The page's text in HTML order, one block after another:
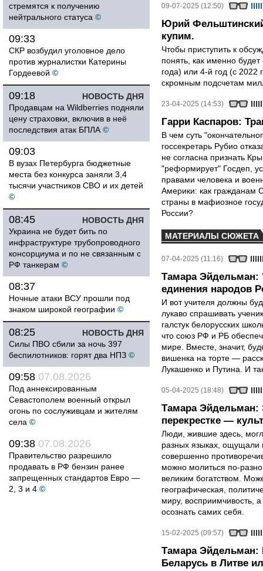
стремятся к получению
нейтрального статуса ©
09:33
СКР возбудил уголовное дело
против журналистки Катерины
Гордеевой ©
НОВОСТЬ ДНЯ
09:18
Продавцам на Wildberries подняли
цену страховки, включив в неё
последствия атак БПЛА ©
09:03
В вузах Петербурга бюджетные
места без конкурса заняли 3,4
тысячи участников СВО и их детей
©
НОВОСТЬ ДНЯ
08:45
Украина не будет бить по
инфраструктуре трубопроводного
консорциума и по не связанным с
РФ танкерам ©
08:37
Ночные атаки ВСУ прошли под
знаком широкой географии ©
НОВОСТЬ ДНЯ
08:25
Силы ПВО сбили за ночь 397
беспилотников: горят два НПЗ ©
09:58 07.08.2026
Под аннексированным
Севастополем военный открыл
огонь по сослуживцам и жителям
села ©
09:38 07.08.2026
Правительство разрешило
продавать в РФ бензин ранее
запрещенных стандартов Евро —
2, 3 и 4 ©
09-07-2025 (12:50)
Юрий
купим.
Чтобы приступить к
понять, как именно
года) или 4-й год (с
скромным подсчетам
23-04-2025 (14:53)
Гарри Каспаров:
В чем суть
госсекретарь Рубио
не согласна признать
"реформирует" Госдеп,
правами человека и
Америки: как гражданам
страны в мафиозное
России?
МАТЕРИАЛЫ СЮЖЕТА
07-04-2025 (11:16)
Тамара Эйдельман:
единения народов
И вот учителя должны
лукаво спрашивать
галстук белорусских
что союз РФ и РБ
мире. Вместе, значит,
вишенка на торте —
Лукашенко и Путина. И
05-04-2025 (18:48)
Тамара Эйдельман:
перекрестке —
Люди, жившие здесь,
разных языках, ощущали
совершенно
можно молиться по-
великим богатством.
географическая,
миру, восприимчивость,
осознать самих себя.
15-02-2025 (09:57)
Тамара Эйдельман:
Беларусь в Литве